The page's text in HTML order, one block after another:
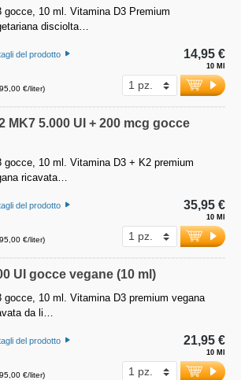
gocce, 10 ml. Vitamina D3 Premium
disciolta…
del prodotto
€/liter)
10 Ml
14,95 €
MK7 5.000 UI + 200 mcg gocce
gocce, 10 ml. Vitamina D3 + K2 premium
ricavata…
del prodotto
€/liter)
10 Ml
35,95 €
UI gocce vegane (10 ml)
gocce, 10 ml. Vitamina D3 premium vegana
da li…
del prodotto
€/liter)
10 Ml
21,95 €